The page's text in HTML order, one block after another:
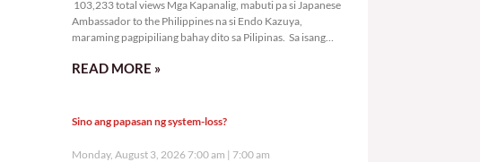
103,233 total views Mga Kapanalig, mabuti pa si Japanese
Ambassador to the Philippines na si Endo Kazuya,
maraming pagpipiliang bahay dito sa Pilipinas. Sa isang
READ MORE »
Sino ang papasan ng system-loss?
Monday, August 3, 2026 7:00 am 7:00 am